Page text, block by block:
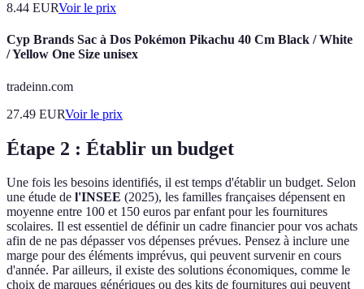
8.44 EURVoir le prix
Cyp Brands Sac à Dos Pokémon Pikachu 40 Cm Black / White
/ Yellow One Size unisex
tradeinn.com
27.49 EURVoir le prix
Étape 2 : Établir un budget
Une fois les besoins identifiés, il est temps d'établir un budget. Selon
une étude de l'INSEE (2025), les familles françaises dépensent en
moyenne entre 100 et 150 euros par enfant pour les fournitures
scolaires. Il est essentiel de définir un cadre financier pour vos achats
afin de ne pas dépasser vos dépenses prévues. Pensez à inclure une
marge pour des éléments imprévus, qui peuvent survenir en cours
d'année. Par ailleurs, il existe des solutions économiques, comme le
choix de marques génériques ou des kits de fournitures qui peuvent